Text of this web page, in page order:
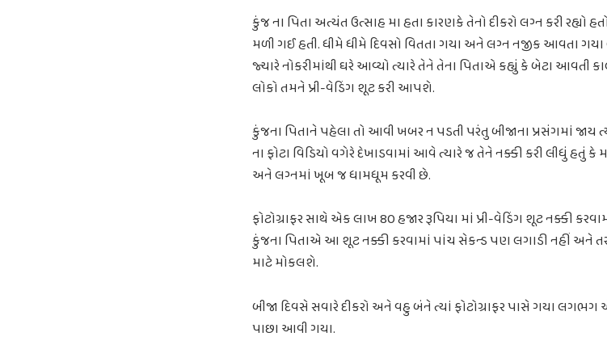
કુંજ ના પિતા અત્યંત ઉત્સાહ મા હતા કારણકે તેનો દીકરો લગ્ન કરી રહ્યો
મળી ગઈ હતી. ધીમે ધીમે દિવસો વિતતા ગયા અને લગ્ન નજીક આવતા ગયા
જ્યારે નોકરીમાંથી ઘરે આવ્યો ત્યારે તેને તેના પિતાએ કહ્યું કે બેટા આવતી
લોકો તમને પ્રી-વેડિંગ શૂટ કરી આપશે.
કુંજના પિતાને પહેલા તો આવી ખબર ન પડતી પરંતુ બીજાના પ્રસંગમાં જાય
ના ફોટા વિડિયો વગેરે દેખાડવામાં આવે ત્યારે જ તેને નક્કી કરી લીધું હતું
અને લગ્નમાં ખૂબ જ ધામધૂમ કરવી છે.
ફોટોગ્રાફર સાથે એક લાખ 80 હજાર રૂપિયા માં પ્રી-વેડિંગ શૂટ નક્કી
કુંજના પિતાએ આ શૂટ નક્કી કરવામાં પાંચ સેકન્ડ પણ લગાડી નહીં અને
માટે મોકલશે.
બીજા દિવસે સવારે દીકરો અને વહુ બંને ત્યાં ફોટોગ્રાફર પાસે ગયા
પાછા આવી ગયા.